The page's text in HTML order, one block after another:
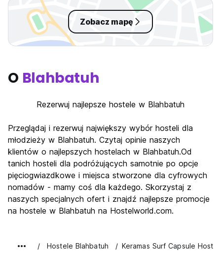
Zobacz mapę
O Blahbatuh
Rezerwuj najlepsze hostele w Blahbatuh
Przeglądaj i rezerwuj największy wybór hosteli dla
młodzieży w Blahbatuh. Czytaj opinie naszych
klientów o najlepszych hostelach w Blahbatuh.Od
tanich hosteli dla podróżujących samotnie po opcje
pięciogwiazdkowe i miejsca stworzone dla cyfrowych
nomadów - mamy coś dla każdego. Skorzystaj z
naszych specjalnych ofert i znajdź najlepsze promocje
na hostele w Blahbatuh na Hostelworld.com.
Hostele Blahbatuh Keramas Surf Capsule Hostel